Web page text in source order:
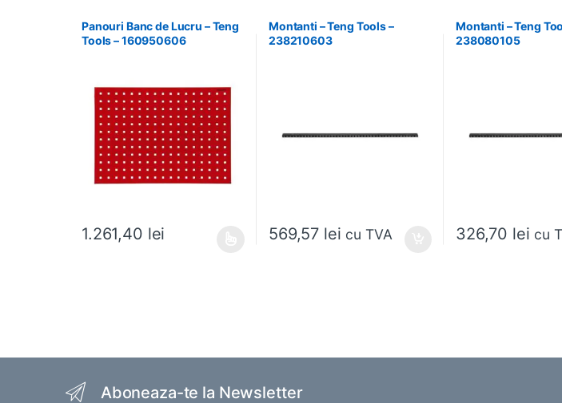
Panouri Banc de Lucru – Teng
Tools – 160950606
1.261,40 lei
Montanti – Teng Tools –
238210603
569,57 lei cu TVA
Montanti – Teng
238080105
326,70 lei cu
Aboneaza-te la Newsletter